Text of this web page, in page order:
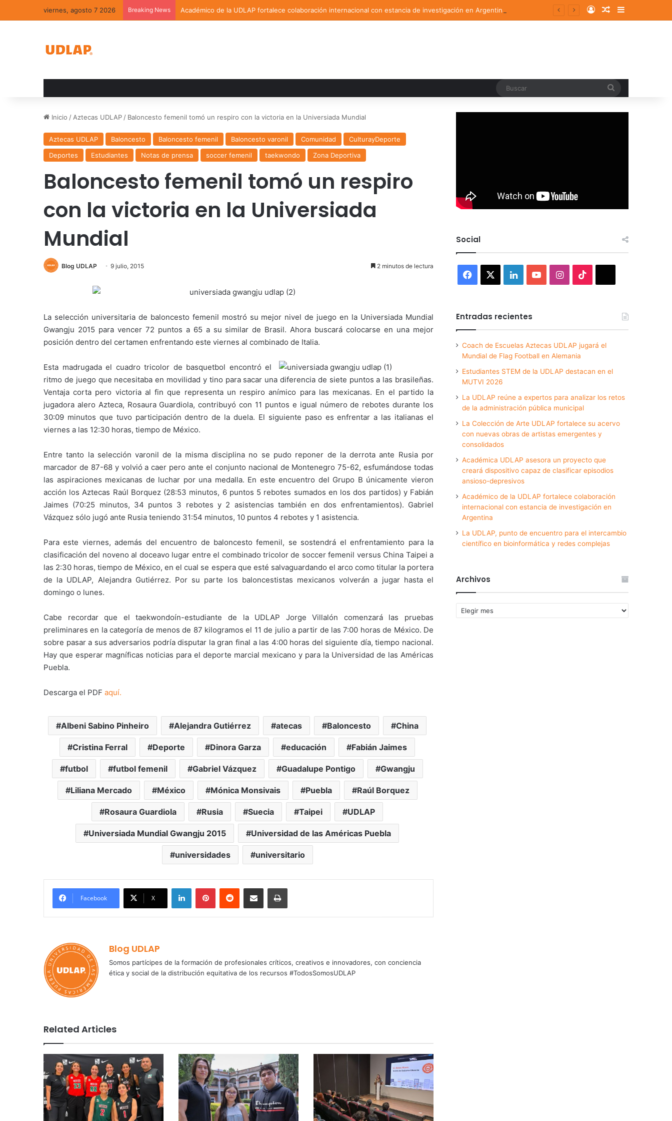
viernes, agosto 7 2026 Breaking News Académico de la UDLAP fortalece colaboración internacional con estancia de investigación en Argentina Log InRandom Article
Sidebar
Inicio / Aztecas UDLAP / Baloncesto femenil tomó un respiro con la victoria en la Universiada Mundial
Aztecas UDLAP Baloncesto Baloncesto femenil Baloncesto varonil Comunidad
CulturayDeporte
Deportes
Estudiantes Notas de prensa soccer femenil taekwondo Zona Deportiva
Baloncesto femenil tomó un respiro
con la victoria en la Universiada
Mundial
Blog UDLAP 9 julio, 2015 2 minutos de lectura
La selección universitaria de baloncesto femenil mostró su mejor nivel de juego en la Universiada Mundial
Gwangju 2015 para vencer 72 puntos a 65 a su similar de Brasil. Ahora buscará colocarse en una mejor
posición dentro del certamen enfrentando este viernes al combinado de Italia.
Esta madrugada el cuadro tricolor de basquetbol encontró el
ritmo de juego que necesitaba en movilidad y tino para sacar una diferencia de siete puntos a las brasileñas.
Ventaja corta pero victoria al fin que representa un respiro anímico para las mexicanas. En el partido la
jugadora alero Azteca, Rosaura Guardiola, contribuyó con 11 puntos e igual número de rebotes durante los
30:09 minutos que tuvo participación dentro de la duela. El siguiente paso es enfrentar a las italianas el
viernes a las 12:30 horas, tiempo de México.
Entre tanto la selección varonil de la misma disciplina no se pudo reponer de la derrota ante Rusia por
marcador de 87-68 y volvió a caer pero ante el conjunto nacional de Montenegro 75-62, esfumándose todas
las aspiraciones mexicanas de luchar por una medalla. En este encuentro del Grupo B únicamente vieron
acción los Aztecas Raúl Borquez (28:53 minutos, 6 puntos 5 rebotes sumados en los dos partidos) y Fabián
Jaimes (70:25 minutos, 34 puntos 3 rebotes y 2 asistencias también en dos enfrentamientos). Gabriel
Vázquez sólo jugó ante Rusia teniendo 31:54 minutos, 10 puntos 4 rebotes y 1 asistencia.
Para este viernes, además del encuentro de baloncesto femenil, se sostendrá el enfrentamiento para la
clasificación del noveno al doceavo lugar entre el combinado tricolor de soccer femenil versus China Taipei a
las 2:30 horas, tiempo de México, en el cual se espera que esté salvaguardando el arco como titular la portera
de la UDLAP, Alejandra Gutiérrez. Por su parte los baloncestistas mexicanos volverán a jugar hasta el
domingo o lunes.
Cabe recordar que el taekwondoín-estudiante de la UDLAP Jorge Villalón comenzará las pruebas
preliminares en la categoría de menos de 87 kilogramos el 11 de julio a partir de las 7:00 horas de México. De
sobre pasar a sus adversarios podría disputar la gran final a las 4:00 horas del siguiente día, tiempo nacional.
Hay que esperar magníficas noticias para el deporte marcial mexicano y para la Universidad de las Américas
Puebla.
Descarga el PDF aquí.
Albeni Sabino Pinheiro Alejandra Gutiérrez atecas Baloncesto China
Cristina Ferral Deporte Dinora Garza educación Fabián Jaimes
futbol futbol femenil Gabriel Vázquez Guadalupe Pontigo Gwangju
Liliana Mercado México Mónica Monsivais Puebla Raúl Borquez
Rosaura Guardiola Rusia Suecia Taipei UDLAP
Universiada Mundial Gwangju 2015 Universidad de las Américas Puebla
universidades universitario
Facebook X
LinkedInPinterestReddit Share via Email Print
Blog UDLAP
Somos partícipes de la formación de profesionales críticos, creativos e innovadores, con conciencia
ética y social de la distribución equitativa de los recursos #TodosSomosUDLAP
Related Articles
Social
Facebook LinkedInYouTubeInstagram
Entradas recientes
Coach de Escuelas Aztecas UDLAP jugará el
Mundial de Flag Football en Alemania
Estudiantes STEM de la UDLAP destacan en el
MUTVI 2026
La UDLAP reúne a expertos para analizar los retos
de la administración pública municipal
La Colección de Arte UDLAP fortalece su acervo
con nuevas obras de artistas emergentes y
consolidados
Académica UDLAP asesora un proyecto que
creará dispositivo capaz de clasificar episodios
ansioso-depresivos
Académico de la UDLAP fortalece colaboración
internacional con estancia de investigación en
Argentina
La UDLAP, punto de encuentro para el intercambio
científico en bioinformática y redes complejas
Archivos
Archivos